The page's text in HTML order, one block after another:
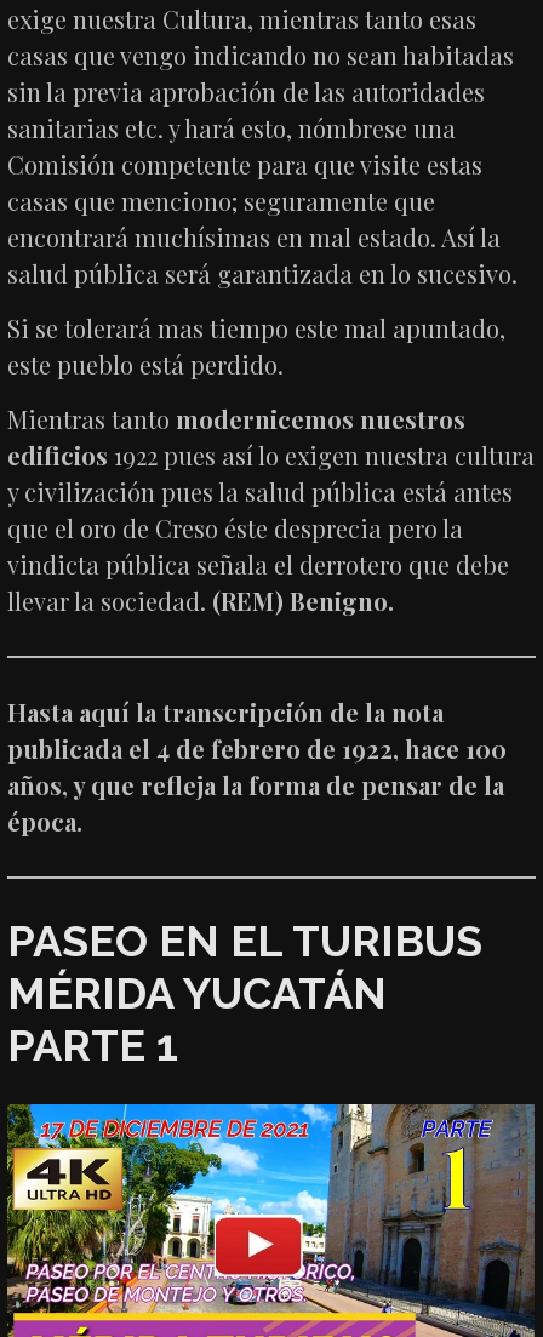
exige nuestra Cultura, mientras tanto esas
casas que vengo indicando no sean habitadas
sin la previa aprobación de las autoridades
sanitarias etc. y hará esto, nómbrese una
Comisión competente para que visite estas
casas que menciono; seguramente que
encontrará muchísimas en mal estado. Así la
salud pública será garantizada en lo sucesivo.
Si se tolerará mas tiempo este mal apuntado,
este pueblo está perdido.
Mientras tanto modernicemos nuestros
edificios 1922 pues así lo exigen nuestra cultura
y civilización pues la salud pública está antes
que el oro de Creso éste desprecia pero la
vindicta pública señala el derrotero que debe
llevar la sociedad. (REM) Benigno.
Hasta aquí la transcripción de la nota
publicada el 4 de febrero de 1922, hace 100
años, y que refleja la forma de pensar de la
época.
PASEO EN EL TURIBUS
MÉRIDA YUCATÁN
PARTE 1